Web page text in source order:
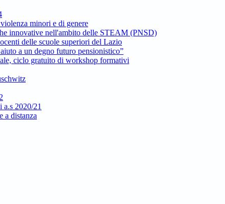
minori e di genere
innovative nell'ambito delle STEAM (PNSD)
delle scuole superiori del Lazio
a un degno futuro pensionistico”
ciclo gratuito di workshop formativi
a.s 2020/21
a distanza